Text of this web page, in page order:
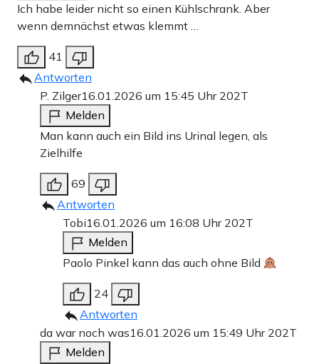
Ich habe leider nicht so einen Kühlschrank. Aber
wenn demnächst etwas klemmt …
41
Antworten
P. Zilger16.01.2026 um 15:45 Uhr 202T
Melden
Man kann auch ein Bild ins Urinal legen, als
Zielhilfe
69
Antworten
Tobi16.01.2026 um 16:08 Uhr 202T
Melden
Paolo Pinkel kann das auch ohne Bild
24
Antworten
da war noch was16.01.2026 um 15:49 Uhr 202T
Melden